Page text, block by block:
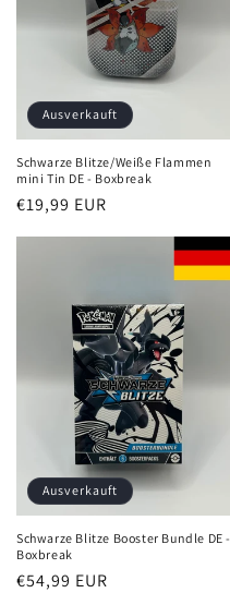
Ausverkauft
Schwarze Blitze/Weiße Flammen
mini Tin DE - Boxbreak
Normaler
€19,99 EUR
Ausverkauft
Schwarze Blitze Booster Bundle DE -
Boxbreak
Normaler
€54,99 EUR